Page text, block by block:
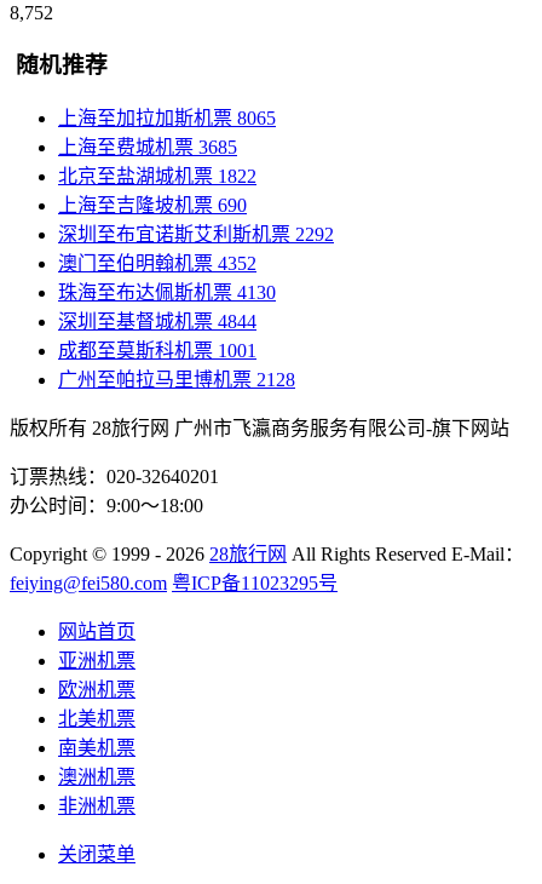
8,752
随机推荐
上海至加拉加斯机票 8065
上海至费城机票 3685
北京至盐湖城机票 1822
上海至吉隆坡机票 690
深圳至布宜诺斯艾利斯机票 2292
澳门至伯明翰机票 4352
珠海至布达佩斯机票 4130
深圳至基督城机票 4844
成都至莫斯科机票 1001
广州至帕拉马里博机票 2128
版权所有 28旅行网 广州市飞瀛商务服务有限公司-旗下网站
订票热线：020-32640201
办公时间：9:00～18:00
Copyright © 1999 - 2026 28旅行网 All Rights Reserved E-Mail：
feiying@fei580.com 粤ICP备11023295号
网站首页
亚洲机票
欧洲机票
北美机票
南美机票
澳洲机票
非洲机票
关闭菜单